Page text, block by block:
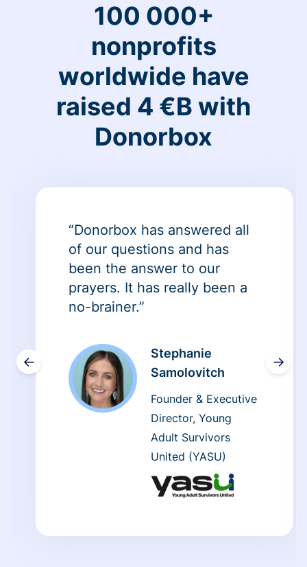
100 000+
nonprofits
worldwide have
raised 4 €B with
Donorbox
←
“Donorbox has answered all
of our questions and has
been the answer to our
prayers. It has really been a
no-brainer.”
Stephanie
Samolovitch
Founder & Executive
Director, Young
Adult Survivors
United (YASU)
→